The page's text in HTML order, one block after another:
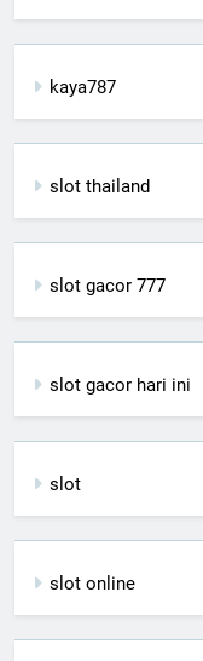
kaya787
slot thailand
slot gacor 777
slot gacor hari ini
slot
slot online